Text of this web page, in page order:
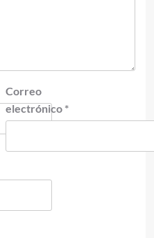
Correo
electrónico *